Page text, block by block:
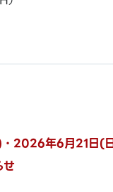
2026年6月21日(